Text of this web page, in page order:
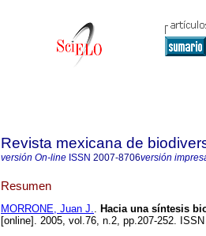
Revista mexicana de
versión On-line ISSN 2007-8706versión
Resumen
MORRONE, Juan J.. Hacia una síntesis
[online]. 2005, vol.76, n.2, pp.207-252. ISSN